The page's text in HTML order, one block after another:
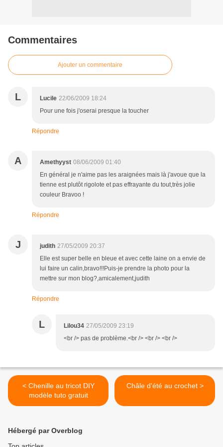
Commentaires
Ajouter un commentaire
L Lucile 22/06/2009 18:24
Pour une fois j'oserai presque la toucher
Répondre
A Amethyyst 08/06/2009 01:40
En général je n'aime pas les araignées mais là j'avoue que la
tienne est plutôt rigolote et pas effrayante du tout,très jolie
couleur Bravoo !
Répondre
J judith 27/05/2009 20:37
Elle est super belle en bleue et avec cette laine on a envie de
lui faire un calin,bravo!!!Puis-je prendre la photo pour la
mettre sur mon blog?,amicalement,judith
Répondre
L Lilou34 27/05/2009 23:19
<br /> pas de problème.<br /> <br /> <br />
< Chenille au tricot DIY
modèle tuto gratuit
Châle d'été au crochet >
Hébergé par Overblog